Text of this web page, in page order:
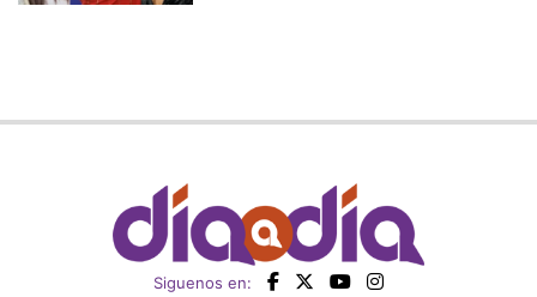
Siguenos en: